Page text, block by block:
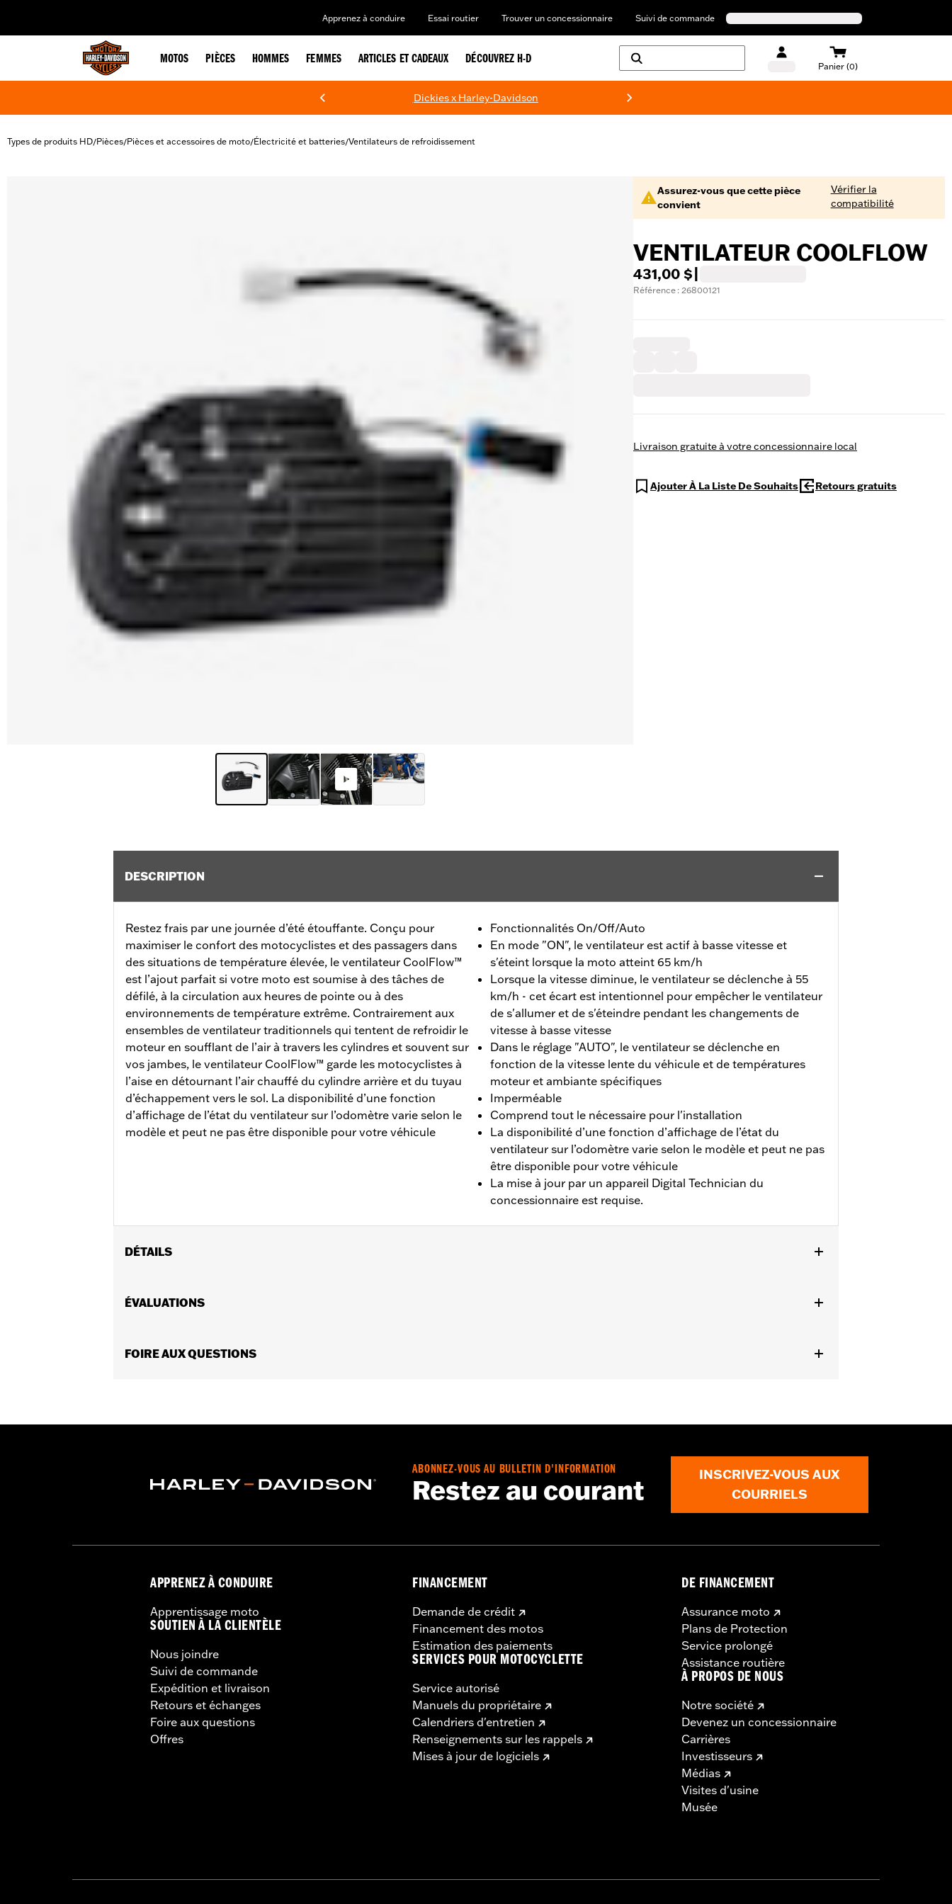
Apprenez à conduire Essai routier Trouver un concessionnaire Suivi de commande
MOTOS PIÈCES HOMMES FEMMES ARTICLES ET CADEAUX DÉCOUVREZ H-D
Panier (0)
Dickies x Harley-Davidson
Types de produits HD/Pièces/Pièces et accessoires de moto/Électricité et batteries/Ventilateurs de refroidissement
Assurez-vous que cette pièce
convient
Vérifier la
compatibilité
VENTILATEUR COOLFLOW
431,00 $
Référence : 26800121
Livraison gratuite à votre concessionnaire local
Ajouter À La Liste De Souhaits Retours gratuits
DESCRIPTION
Restez frais par une journée d’été étouffante. Conçu pour
maximiser le confort des motocyclistes et des passagers dans
des situations de température élevée, le ventilateur CoolFlow™
est l’ajout parfait si votre moto est soumise à des tâches de
défilé, à la circulation aux heures de pointe ou à des
environnements de température extrême. Contrairement aux
ensembles de ventilateur traditionnels qui tentent de refroidir le
moteur en soufflant de l’air à travers les cylindres et souvent sur
vos jambes, le ventilateur CoolFlow™ garde les motocyclistes à
l’aise en détournant l’air chauffé du cylindre arrière et du tuyau
d’échappement vers le sol. La disponibilité d’une fonction
d’affichage de l’état du ventilateur sur l’odomètre varie selon le
modèle et peut ne pas être disponible pour votre véhicule
Fonctionnalités On/Off/Auto
En mode "ON", le ventilateur est actif à basse vitesse et
s'éteint lorsque la moto atteint 65 km/h
Lorsque la vitesse diminue, le ventilateur se déclenche à 55
km/h - cet écart est intentionnel pour empêcher le ventilateur
de s'allumer et de s'éteindre pendant les changements de
vitesse à basse vitesse
Dans le réglage "AUTO", le ventilateur se déclenche en
fonction de la vitesse lente du véhicule et de températures
moteur et ambiante spécifiques
Imperméable
Comprend tout le nécessaire pour l'installation
La disponibilité d’une fonction d’affichage de l’état du
ventilateur sur l’odomètre varie selon le modèle et peut ne pas
être disponible pour votre véhicule
La mise à jour par un appareil Digital Technician du
concessionnaire est requise.
DÉTAILS
de pièce 31400088 et 31400090. Les configurations FLHRC Brésil et FLHP (toutes les régions) nécessitent l’achat séparé du déflecteur
concessionnaire est nécessaire.
Vendues séparément:Ensemble de déflecteur d’air mi-cadre, n° de pièce 57200157
Ensemble de ventilateur, matériel, base du tableau de bord, commutateurs, attaches de câbles, faisceau relais
www.h-d.com/warrantypour obtenir tous les détails
ÉVALUATIONS
FOIRE AUX QUESTIONS
ABONNEZ-VOUS AU BULLETIN D'INFORMATION
Restez au courant
INSCRIVEZ-VOUS AUX
COURRIELS
APPRENEZ À CONDUIRE
Apprentissage moto
SOUTIEN À LA CLIENTÈLE
Nous joindre
Suivi de commande
Expédition et livraison
Retours et échanges
Foire aux questions
Offres
FINANCEMENT
Demande de crédit
Financement des motos
Estimation des paiements
SERVICES POUR MOTOCYCLETTE
Service autorisé
Manuels du propriétaire
Calendriers d'entretien
Renseignements sur les rappels
Mises à jour de logiciels
DE FINANCEMENT
Assurance moto
Plans de Protection
Service prolongé
Assistance routière
À PROPOS DE NOUS
Notre société
Devenez un concessionnaire
Carrières
Investisseurs
Médias
Visites d'usine
Musée